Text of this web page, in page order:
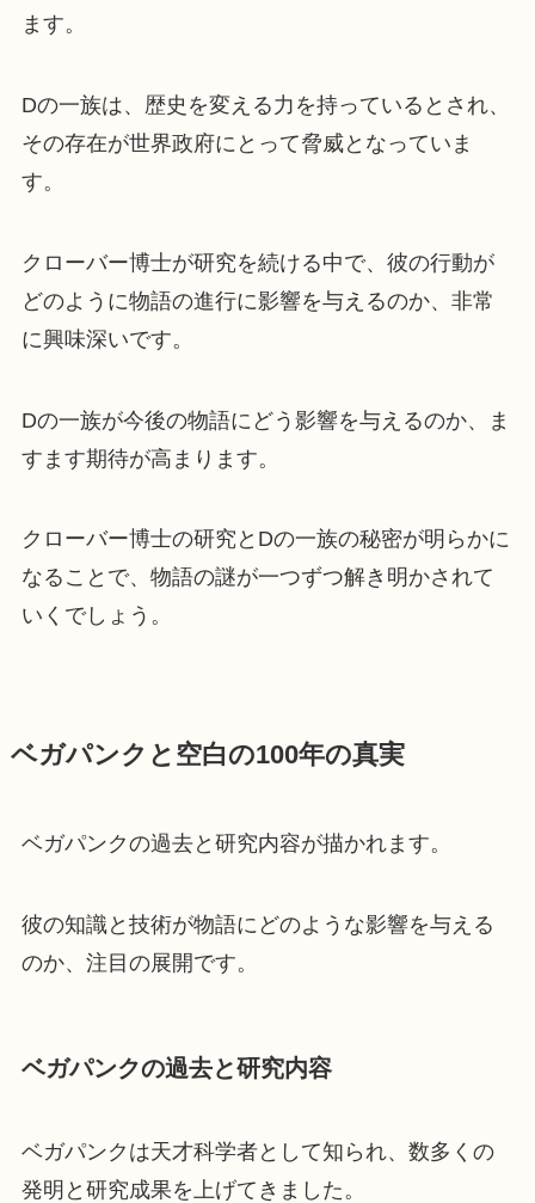
ます。
Dの一族は、歴史を変える力を持っているとされ、
その存在が世界政府にとって脅威となっていま
す。
クローバー博士が研究を続ける中で、彼の行動が
どのように物語の進行に影響を与えるのか、非常
に興味深いです。
Dの一族が今後の物語にどう影響を与えるのか、ま
すます期待が高まります。
クローバー博士の研究とDの一族の秘密が明らかに
なることで、物語の謎が一つずつ解き明かされて
いくでしょう。
ベガパンクと空白の100年の真実
ベガパンクの過去と研究内容が描かれます。
彼の知識と技術が物語にどのような影響を与える
のか、注目の展開です。
ベガパンクの過去と研究内容
ベガパンクは天才科学者として知られ、数多くの
発明と研究成果を上げてきました。